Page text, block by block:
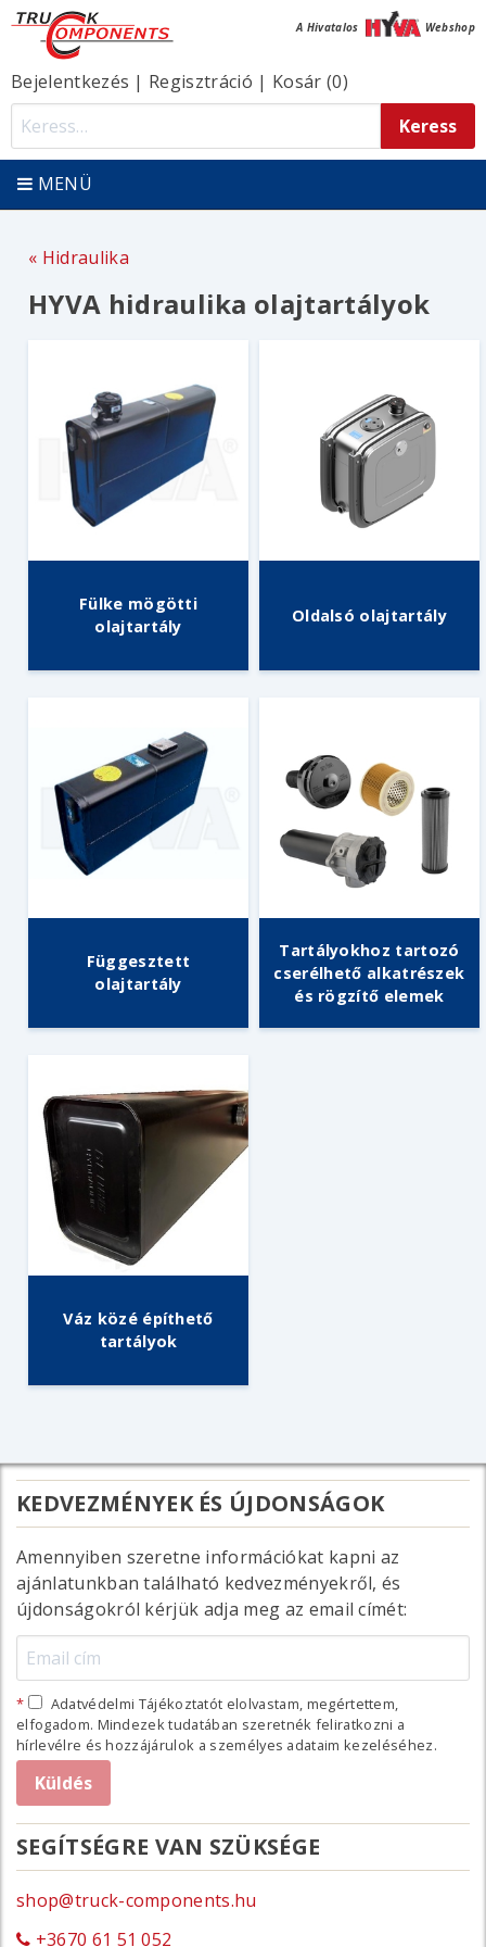
A Hivatalos Webshop
Bejelentkezés | Regisztráció | Kosár (0)
MENÜ
Hidraulika
HYVA hidraulika olajtartályok
Fülke mögötti
olajtartály
Oldalsó olajtartály
Függesztett
olajtartály
Tartályokhoz tartozó
cserélhető alkatrészek
és rögzítő elemek
Váz közé építhető
tartályok
KEDVEZMÉNYEK ÉS ÚJDONSÁGOK
Amennyiben szeretne információkat kapni az
ajánlatunkban található kedvezményekről, és
újdonságokról kérjük adja meg az email címét:
Adatvédelmi Tájékoztatót elolvastam, megértettem,
elfogadom. Mindezek tudatában szeretnék feliratkozni a
hírlevélre és hozzájárulok a személyes adataim kezeléséhez.
SEGÍTSÉGRE VAN SZÜKSÉGE
shop@truck-components.hu
+3670 61 51 052